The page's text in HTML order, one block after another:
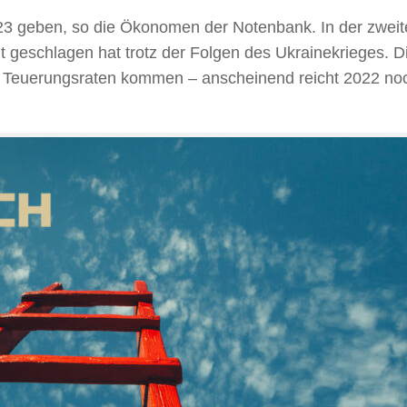
geben, so die Ökonomen der Notenbank. In der
hat trotz der Folgen des Ukrainekrieges.
kommen – anscheinend reicht 2022